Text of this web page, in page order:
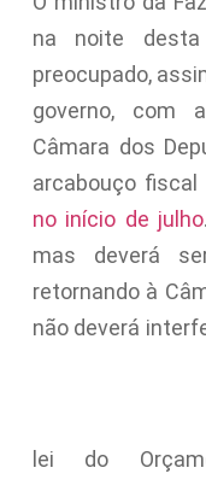
na noite
preocupado,
governo, com
Câmara dos
arcabouço fiscal
no início de julho
mas deverá
retornando à
não deverá
lei do